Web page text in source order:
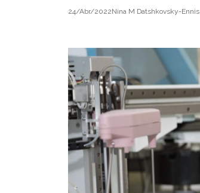
24/Abr/2022Nina M Datshkovsky-Ennis